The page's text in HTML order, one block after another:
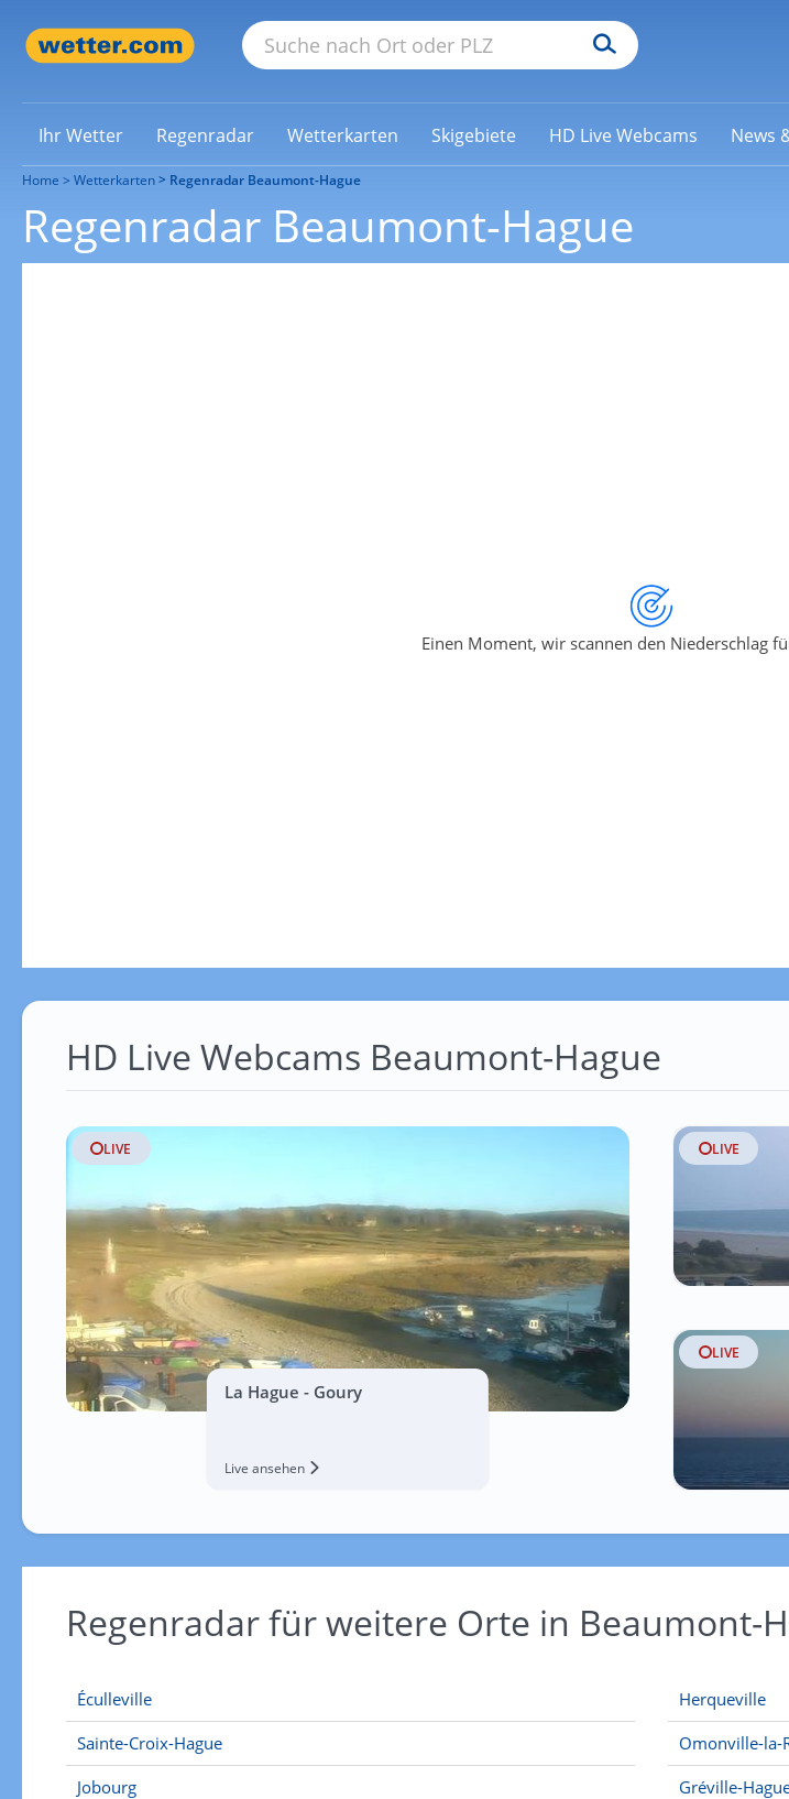
Ihr Wetter Regenradar Wetterkarten Skigebiete HD Live Webcams News
Home Wetterkarten Regenradar Beaumont-Hague
Regenradar Beaumont-Hague
Einen Moment, wir scannen den Niederschlag
HD Live Webcams Beaumont-Hague
LIVE
La Hague - Goury
Live ansehen
LIVE
LIVE
Regenradar für weitere Orte in Beaumont-
Éculleville
Sainte-Croix-Hague
Jobourg
Herqueville
Omonville-la-
Gréville-